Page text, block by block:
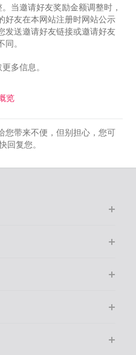
当邀请好友奖励金额调整时，
好友在本网站注册时网站公示
发送邀请好友链接或邀请好友
。
多信息。
览
您带来不便，但别担心，您可
回复您。